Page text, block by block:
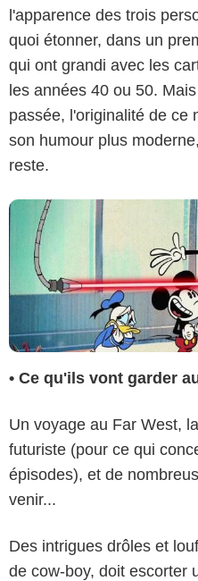
l'apparence des trois
quoi étonner, dans un
qui ont grandi avec les
les années 40 ou 50.
passée, l'originalité de ce
son humour plus
reste.
• Ce qu'ils vont garder
Un voyage au Far West,
futuriste (pour ce qui
épisodes), et de
venir...
Des intrigues drôles et
de cow-boy, doit escorter